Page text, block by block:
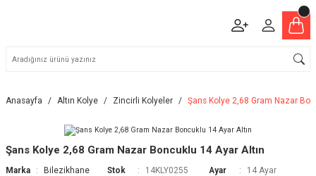
Anasayfa Altın Kolye Zincirli Kolyeler Şans Kolye 2,68 Gram Nazar
Şans Kolye 2,68 Gram Nazar Boncuklu 14 Ayar Altın
Marka Bilezikhane
Stok
14KLY0255 Ayar 14 Ayar